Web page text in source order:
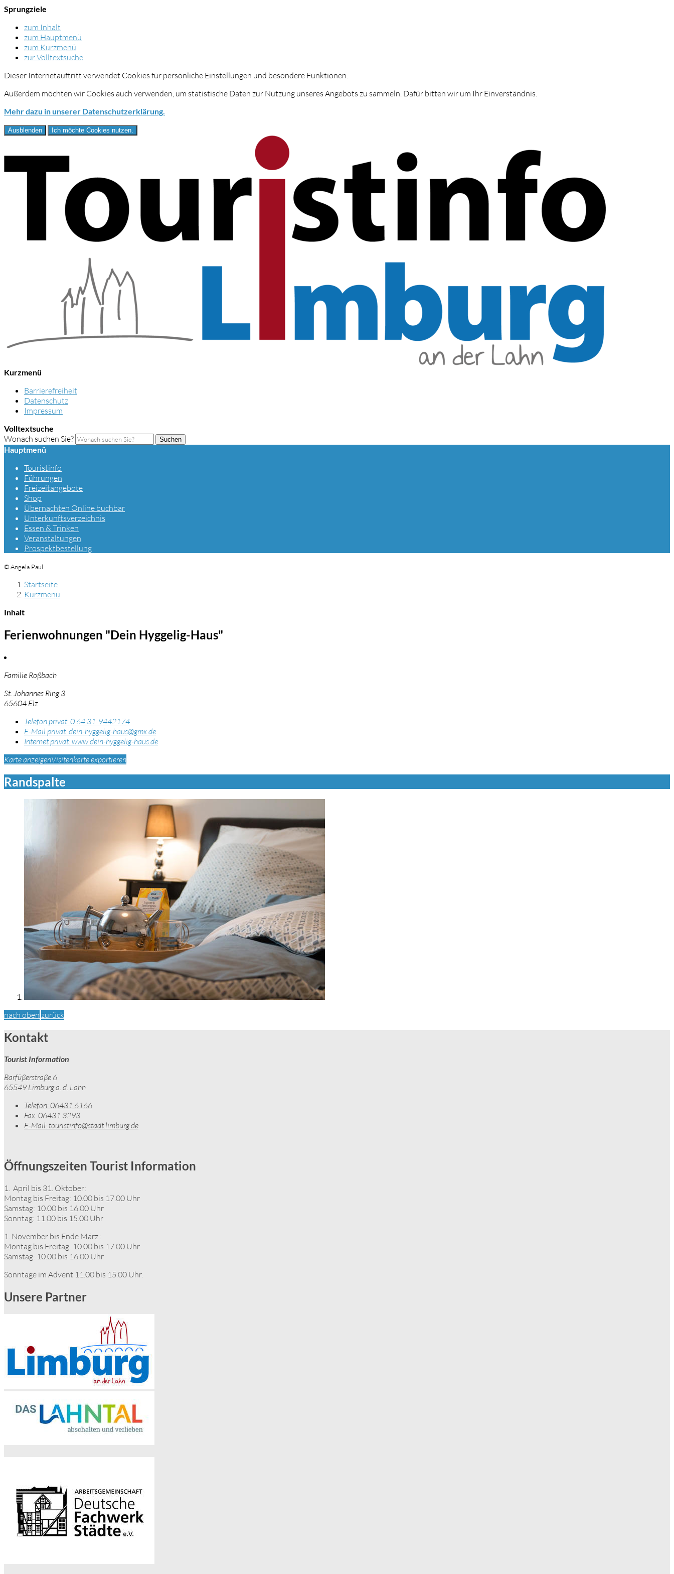
Sprungziele
zum Inhalt
zum Hauptmenü
zum Kurzmenü
zur Volltextsuche
Dieser Internetauftritt verwendet Cookies für persönliche Einstellungen und besondere Funktionen.
Außerdem möchten wir Cookies auch verwenden, um statistische Daten zur Nutzung unseres Angebots zu sammeln. Dafür bitten wir um Ihr Einverständnis.
Mehr dazu in unserer Datenschutzerklärung.
Ausblenden Ich möchte Cookies nutzen.
Kurzmenü
Barrierefreiheit
Datenschutz
Impressum
Volltextsuche
Wonach suchen Sie? Suchen
Hauptmenü
Touristinfo
Führungen
Freizeitangebote
Shop
Übernachten Online buchbar
Unterkunftsverzeichnis
Essen & Trinken
Veranstaltungen
Prospektbestellung
© Angela Paul
Startseite
Kurzmenü
Inhalt
Ferienwohnungen "Dein Hyggelig-Haus"
Familie Roßbach
St. Johannes Ring 3
65604 Elz
Telefon privat:0 64 31-9442174
E-Mail privat:dein-hyggelig-haus@gmx.de
Internet privat:www.dein-hyggelig-haus.de
Karte anzeigenVisitenkarte exportieren
Randspalte
nach oben zurück
Kontakt
Tourist Information
Barfüßerstraße 6
65549 Limburg a. d. Lahn
Telefon:06431 6166
Fax:06431 3293
E-Mail: touristinfo@stadt.limburg.de
Öffnungszeiten Tourist Information
1. April bis 31. Oktober:
Montag bis Freitag: 10.00 bis 17.00 Uhr
Samstag: 10.00 bis 16.00 Uhr
Sonntag: 11.00 bis 15.00 Uhr
1. November bis Ende März :
Montag bis Freitag: 10.00 bis 17.00 Uhr
Samstag: 10.00 bis 16.00 Uhr
Sonntage im Advent 11.00 bis 15.00 Uhr.
Unsere Partner